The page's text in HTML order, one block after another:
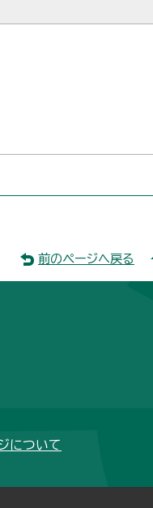
前のページへ戻る
について